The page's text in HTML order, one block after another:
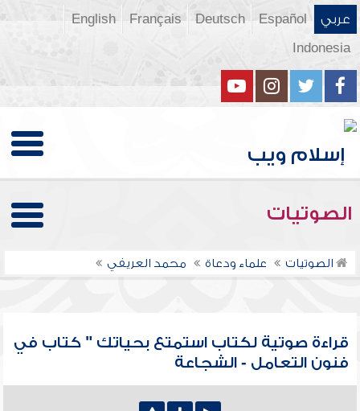
عربي Español
Deutsch
Français
English
Indonesia
الصوتيات
الصوتيات علماء ودعاة محمد العريفي
قراءة صوتية لكتاب استمتع بحياتك " كتاب في
فنون التعامل - الشجاعة